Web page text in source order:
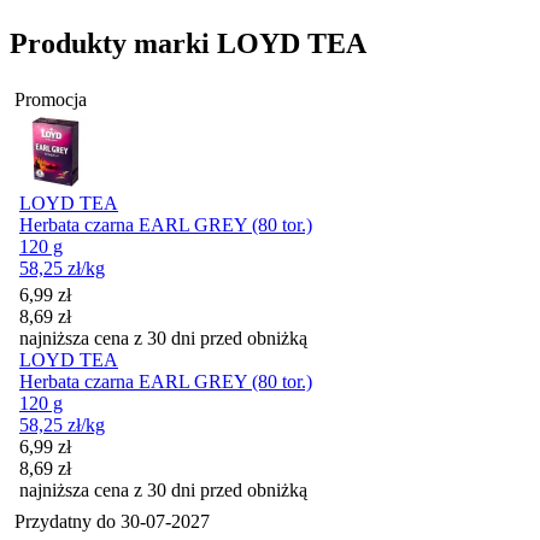
Produkty marki LOYD TEA
Promocja
LOYD TEA
Herbata czarna EARL GREY (80 tor.)
120 g
58,25 zł/kg
Cena promocyjna
6,99 zł
8,69 zł
najniższa cena z 30 dni przed obniżką
LOYD TEA
Herbata czarna EARL GREY (80 tor.)
120 g
58,25 zł/kg
Cena promocyjna
6,99 zł
8,69 zł
najniższa cena z 30 dni przed obniżką
Przydatny do 30-07-2027